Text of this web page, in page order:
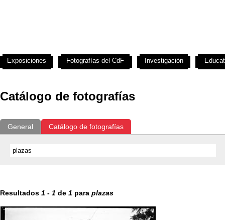
Catálogo de fotografías
General Catálogo de fotografías
Resultados 1 - 1 de 1 para plazas
Exposiciones Fotografías del CdF Investigación